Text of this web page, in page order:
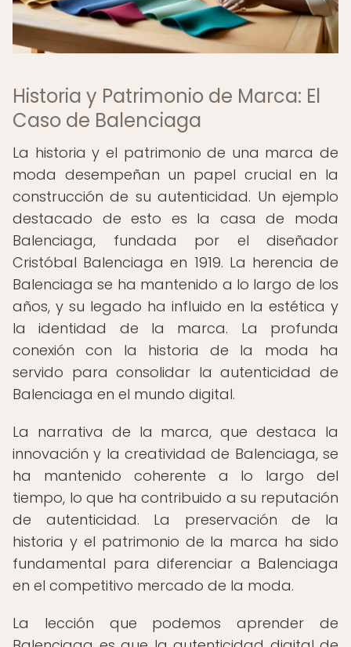
Historia y Patrimonio de Marca: El
Caso de Balenciaga
La historia y el patrimonio de una marca de
moda desempeñan un papel crucial en la
construcción de su autenticidad. Un ejemplo
destacado de esto es la casa de moda
Balenciaga, fundada por el diseñador
Cristóbal Balenciaga en 1919. La herencia de
Balenciaga se ha mantenido a lo largo de los
años, y su legado ha influido en la estética y
la identidad de la marca. La profunda
conexión con la historia de la moda ha
servido para consolidar la autenticidad de
Balenciaga en el mundo digital.
La narrativa de la marca, que destaca la
innovación y la creatividad de Balenciaga, se
ha mantenido coherente a lo largo del
tiempo, lo que ha contribuido a su reputación
de autenticidad. La preservación de la
historia y el patrimonio de la marca ha sido
fundamental para diferenciar a Balenciaga
en el competitivo mercado de la moda.
La lección que podemos aprender de